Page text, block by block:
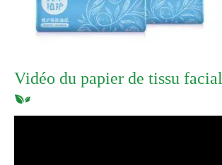
Vidéo du papier de tissu facial